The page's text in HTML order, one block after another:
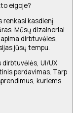
eigoje?
renkasi kasdienį
Mūsų dizaineriai
dirbtuvėles,
jūsų tempu.
UI/UX
perdavimas. Tarp
kuriems